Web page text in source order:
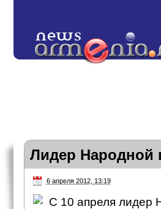
Лидер Народной
6 апреля 2012, 13:19
С 10 апреля лидер